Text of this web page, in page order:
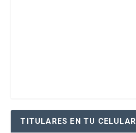
TITULARES EN TU CELULAR